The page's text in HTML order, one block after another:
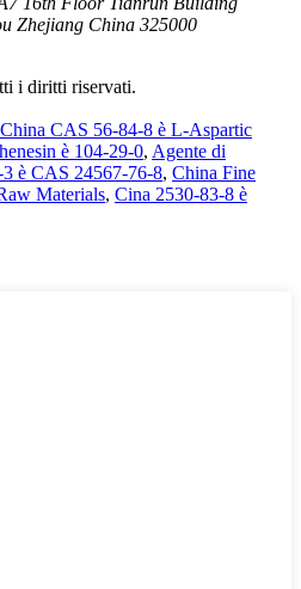
Zhejiang China 325000
i diritti riservati.
China CAS 56-84-8 è L-Aspartic
è 104-29-0, Agente di
è CAS 24567-76-8, China Fine
Materials, Cina 2530-83-8 è